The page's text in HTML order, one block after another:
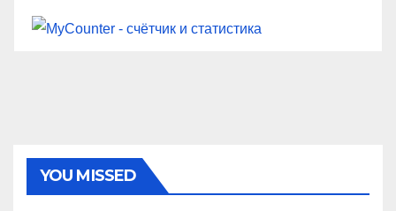
YOU MISSED